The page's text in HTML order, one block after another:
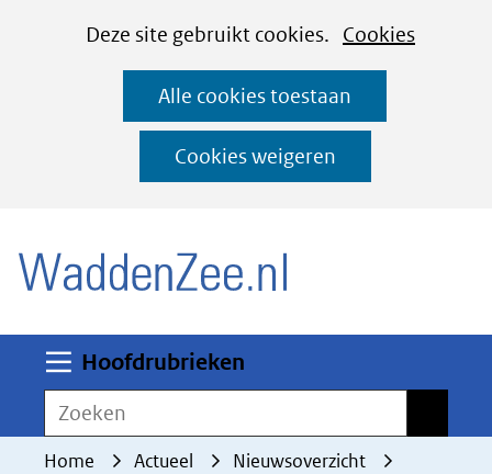
CookiesDeze site gebruikt cookies. Cookies
deze
worden
toegestaan
geweigerd.
Alle cookies toestaan
Cookies weigeren
Ga
naar
de
inhoud
Hoofdrubrieken
Zoeken
Home Actueel
Nieuwsoverzicht